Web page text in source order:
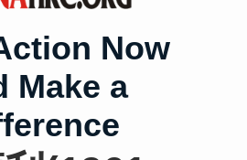
Now
Make a